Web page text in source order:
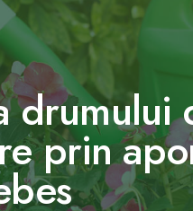
prin